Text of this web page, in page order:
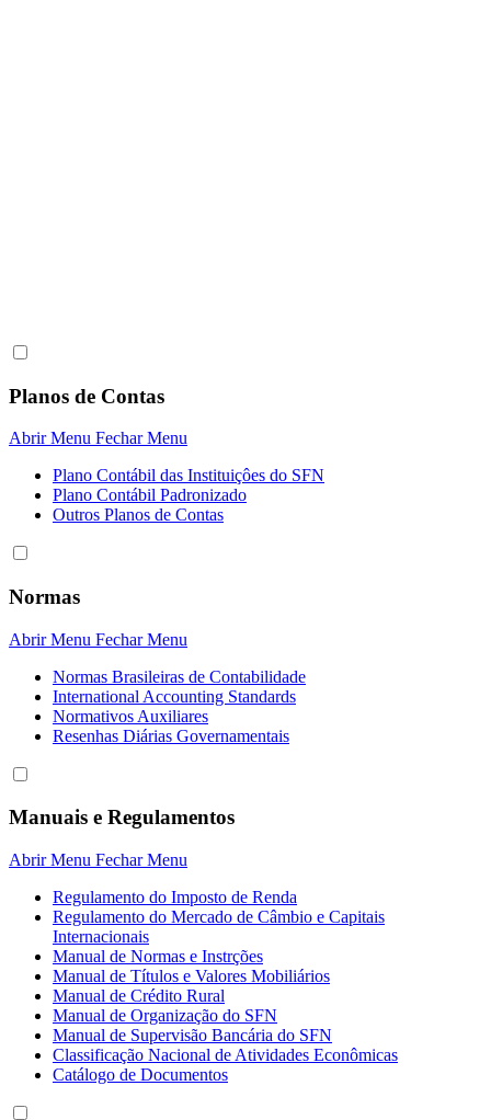
Planos de Contas
Abrir Menu Fechar Menu
Plano Contábil das Instituiçôes do SFN
Plano Contábil Padronizado
Outros Planos de Contas
Normas
Abrir Menu Fechar Menu
Normas Brasileiras de Contabilidade
International Accounting Standards
Normativos Auxiliares
Resenhas Diárias Governamentais
Manuais e Regulamentos
Abrir Menu Fechar Menu
Regulamento do Imposto de Renda
Regulamento do Mercado de Câmbio e Capitais
Internacionais
Manual de Normas e Instrções
Manual de Títulos e Valores Mobiliários
Manual de Crédito Rural
Manual de Organização do SFN
Manual de Supervisão Bancária do SFN
Classificação Nacional de Atividades Econômicas
Catálogo de Documentos